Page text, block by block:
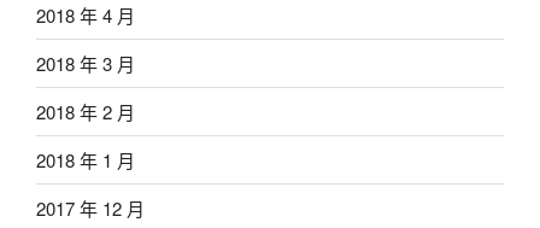
2018 年 4 月
2018 年 3 月
2018 年 2 月
2018 年 1 月
2017 年 12 月